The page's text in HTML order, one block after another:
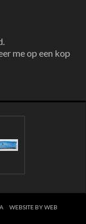
me op een kop
WEBSITE BY WEB